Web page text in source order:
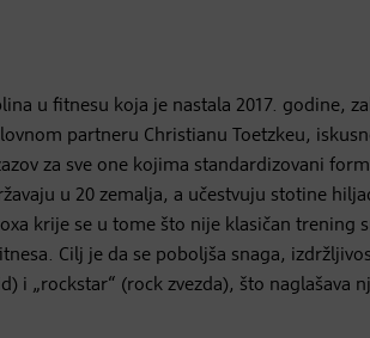
u fitnesu koja je nastala 2017. godine,
partneru Christianu Toetzkeu,
za sve one kojima standardizovani
u 20 zemalja, a učestvuju stotine
krije se u tome što nije klasičan
Cilj je da se poboljša snaga,
i „rockstar“ (rock zvezda), što naglašava